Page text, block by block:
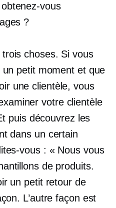
vous
?
choses. Si vous
petit moment et que
une clientèle, vous
votre clientèle
puis découvrez les
dans un certain
vous : « Nous vous
de produits.
un petit retour de
L’autre façon est